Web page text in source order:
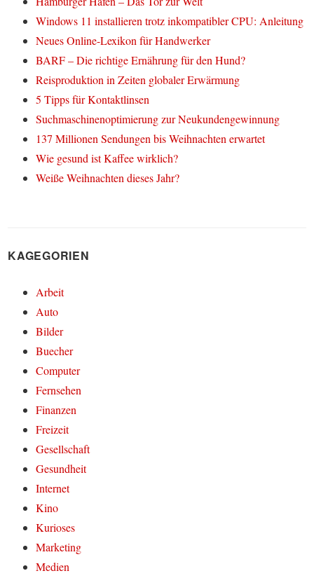
Windows 11 installieren trotz inkompatibler CPU: Anleitung
Neues Online-Lexikon für Handwerker
BARF – Die richtige Ernährung für den Hund?
Reisproduktion in Zeiten globaler Erwärmung
5 Tipps für Kontaktlinsen
Suchmaschinenoptimierung zur Neukundengewinnung
137 Millionen Sendungen bis Weihnachten erwartet
Wie gesund ist Kaffee wirklich?
Weiße Weihnachten dieses Jahr?
KAGEGORIEN
Arbeit
Auto
Bilder
Buecher
Computer
Fernsehen
Finanzen
Freizeit
Gesellschaft
Gesundheit
Internet
Kino
Kurioses
Marketing
Medien